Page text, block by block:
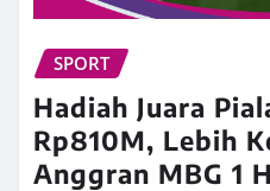
SPORT
Hadiah Juara
Rp810M, Lebih
Anggran MBG 1